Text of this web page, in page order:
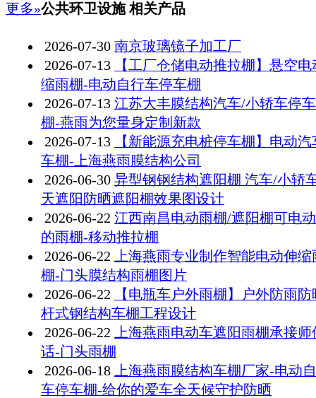
更多»公共环卫设施 相关产品
2026-07-30 南京玻璃镜子加工厂
2026-07-13
【工厂仓储电动推拉棚】悬空电
缩雨棚-电动自行车停车棚
2026-07-13 江苏大丰膜结构汽车/小轿车停
棚-燕雨为您量身定制新款
2026-07-13
【新能源充电桩停车棚】电动汽
车棚-上海燕雨膜结构公司
2026-06-30 异型钢钢结构遮阳棚 汽车/小轿
天遮阳防晒遮阳棚效果图设计
2026-06-22 江西南昌电动雨棚/遮阳棚可电
的雨棚-移动推拉棚
2026-06-22
上海燕雨专业制作智能电动伸缩
棚-门头膜结构雨棚图片
2026-06-22
【电瓶车户外雨棚】户外防雨防
杆式钢结构车棚工程设计
2026-06-22
上海燕雨电动车遮阳雨棚承接师
话-门头雨棚
2026-06-18
上海燕雨膜结构车棚厂家-电动
车停车棚-给你的爱车全天候守护防晒